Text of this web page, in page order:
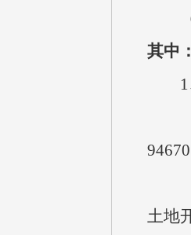
（
其中
1、
土地